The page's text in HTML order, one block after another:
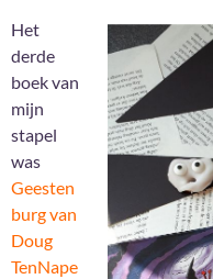
Het
derde
boek van
mijn
stapel
was
Geesten
burg van
Doug
TenNape